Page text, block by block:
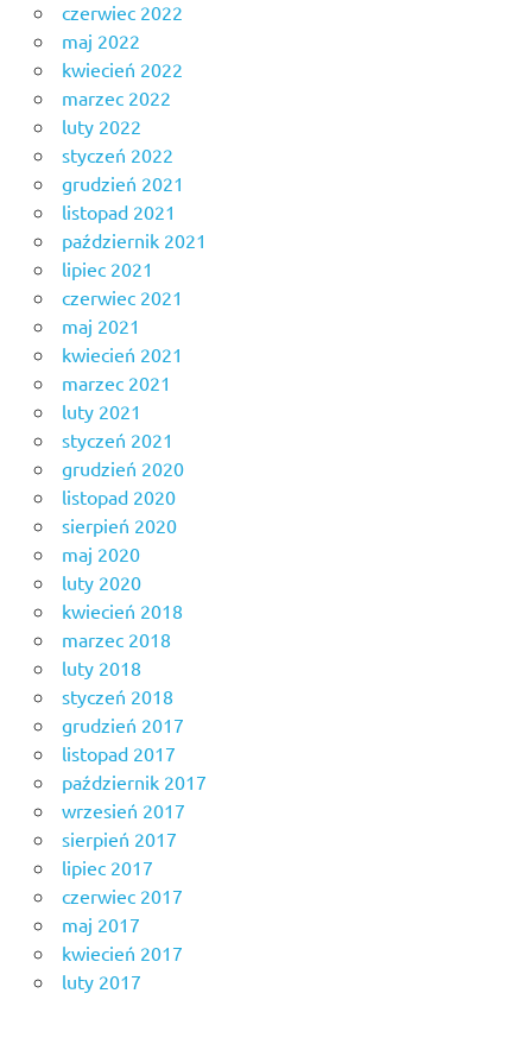
czerwiec 2022
maj 2022
kwiecień 2022
marzec 2022
luty 2022
styczeń 2022
grudzień 2021
listopad 2021
październik 2021
lipiec 2021
czerwiec 2021
maj 2021
kwiecień 2021
marzec 2021
luty 2021
styczeń 2021
grudzień 2020
listopad 2020
sierpień 2020
maj 2020
luty 2020
kwiecień 2018
marzec 2018
luty 2018
styczeń 2018
grudzień 2017
listopad 2017
październik 2017
wrzesień 2017
sierpień 2017
lipiec 2017
czerwiec 2017
maj 2017
kwiecień 2017
luty 2017